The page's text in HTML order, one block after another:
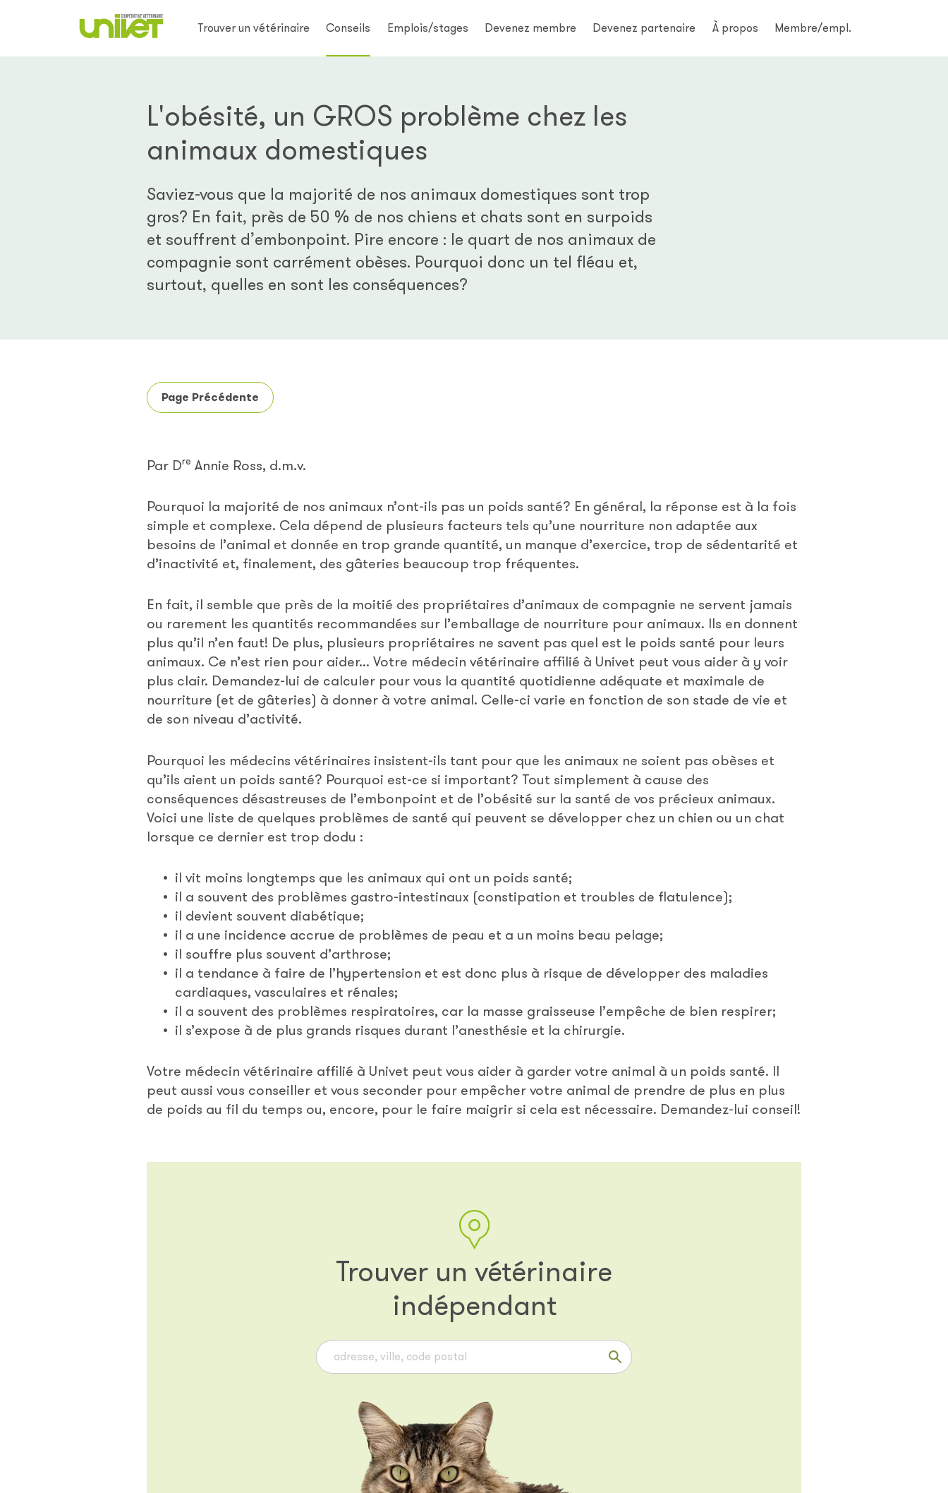
Trouver un vétérinaire Conseils Emplois/stages Devenez membre Devenez partenaire À propos Membre/empl.
L'obésité, un GROS problème chez les
animaux domestiques
Saviez-vous que la majorité de nos animaux domestiques sont trop
gros? En fait, près de 50 % de nos chiens et chats sont en surpoids
et souffrent d’embonpoint. Pire encore : le quart de nos animaux de
compagnie sont carrément obèses. Pourquoi donc un tel fléau et,
surtout, quelles en sont les conséquences?
Page Précédente
Par Dre Annie Ross, d.m.v.
Pourquoi la majorité de nos animaux n’ont-ils pas un poids santé? En général, la réponse est à la fois
simple et complexe. Cela dépend de plusieurs facteurs tels qu’une nourriture non adaptée aux
besoins de l’animal et donnée en trop grande quantité, un manque d’exercice, trop de sédentarité et
d’inactivité et, finalement, des gâteries beaucoup trop fréquentes.
En fait, il semble que près de la moitié des propriétaires d’animaux de compagnie ne servent jamais
ou rarement les quantités recommandées sur l’emballage de nourriture pour animaux. Ils en donnent
plus qu’il n’en faut! De plus, plusieurs propriétaires ne savent pas quel est le poids santé pour leurs
animaux. Ce n’est rien pour aider... Votre médecin vétérinaire affilié à Univet peut vous aider à y voir
plus clair. Demandez-lui de calculer pour vous la quantité quotidienne adéquate et maximale de
nourriture (et de gâteries) à donner à votre animal. Celle-ci varie en fonction de son stade de vie et
de son niveau d’activité.
Pourquoi les médecins vétérinaires insistent-ils tant pour que les animaux ne soient pas obèses et
qu’ils aient un poids santé? Pourquoi est-ce si important? Tout simplement à cause des
conséquences désastreuses de l’embonpoint et de l’obésité sur la santé de vos précieux animaux.
Voici une liste de quelques problèmes de santé qui peuvent se développer chez un chien ou un chat
lorsque ce dernier est trop dodu :
il vit moins longtemps que les animaux qui ont un poids santé;
il a souvent des problèmes gastro-intestinaux (constipation et troubles de flatulence);
il devient souvent diabétique;
il a une incidence accrue de problèmes de peau et a un moins beau pelage;
il souffre plus souvent d’arthrose;
il a tendance à faire de l’hypertension et est donc plus à risque de développer des maladies
cardiaques, vasculaires et rénales;
il a souvent des problèmes respiratoires, car la masse graisseuse l’empêche de bien respirer;
il s’expose à de plus grands risques durant l’anesthésie et la chirurgie.
Votre médecin vétérinaire affilié à Univet peut vous aider à garder votre animal à un poids santé. Il
peut aussi vous conseiller et vous seconder pour empêcher votre animal de prendre de plus en plus
de poids au fil du temps ou, encore, pour le faire maigrir si cela est nécessaire. Demandez-lui conseil!
Trouver un vétérinaire
indépendant